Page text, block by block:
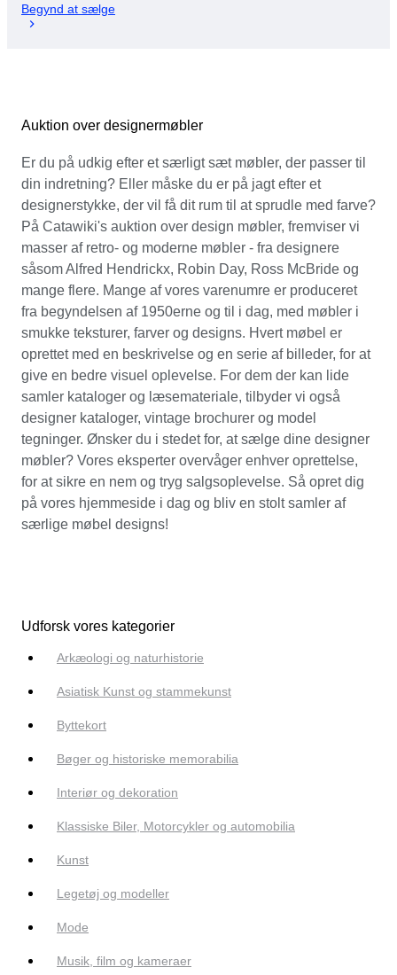
Begynd at sælge
Auktion over designermøbler
Er du på udkig efter et særligt sæt møbler, der passer til
din indretning? Eller måske du er på jagt efter et
designerstykke, der vil få dit rum til at sprudle med farve?
På Catawiki's auktion over design møbler, fremviser vi
masser af retro- og moderne møbler - fra designere
såsom Alfred Hendrickx, Robin Day, Ross McBride og
mange flere. Mange af vores varenumre er produceret
fra begyndelsen af 1950erne og til i dag, med møbler i
smukke teksturer, farver og designs. Hvert møbel er
oprettet med en beskrivelse og en serie af billeder, for at
give en bedre visuel oplevelse. For dem der kan lide
samler kataloger og læsemateriale, tilbyder vi også
designer kataloger, vintage brochurer og model
tegninger. Ønsker du i stedet for, at sælge dine designer
møbler? Vores eksperter overvåger enhver oprettelse,
for at sikre en nem og tryg salgsoplevelse. Så opret dig
på vores hjemmeside i dag og bliv en stolt samler af
særlige møbel designs!
Udforsk vores kategorier
Arkæologi og naturhistorie
Asiatisk Kunst og stammekunst
Byttekort
Bøger og historiske memorabilia
Interiør og dekoration
Klassiske Biler, Motorcykler og automobilia
Kunst
Legetøj og modeller
Mode
Musik, film og kameraer